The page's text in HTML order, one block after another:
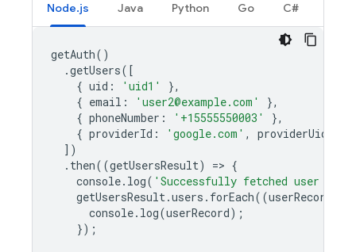
Node.js Java Python Go C#
getAuth()
.getUsers([
{ uid : 'uid1'
},
{ email : 'user2@example.com'
},
{ phoneNumber : '+15555550003'
},
{ providerId : 'google.com' , providerUid
])
. then((getUsersResult) => {
console. log( 'Successfully fetched user
getUsersResult.users . forEach((userRecord
console. log(userRecord);
});